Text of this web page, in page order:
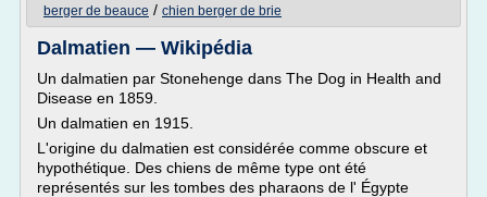
berger de beauce / chien berger de brie
Dalmatien — Wikipédia
Un dalmatien par Stonehenge dans The Dog in Health and
Disease en 1859.
Un dalmatien en 1915.
L'origine du dalmatien est considérée comme obscure et
hypothétique. Des chiens de même type ont été
représentés sur les tombes des pharaons de l' Égypte